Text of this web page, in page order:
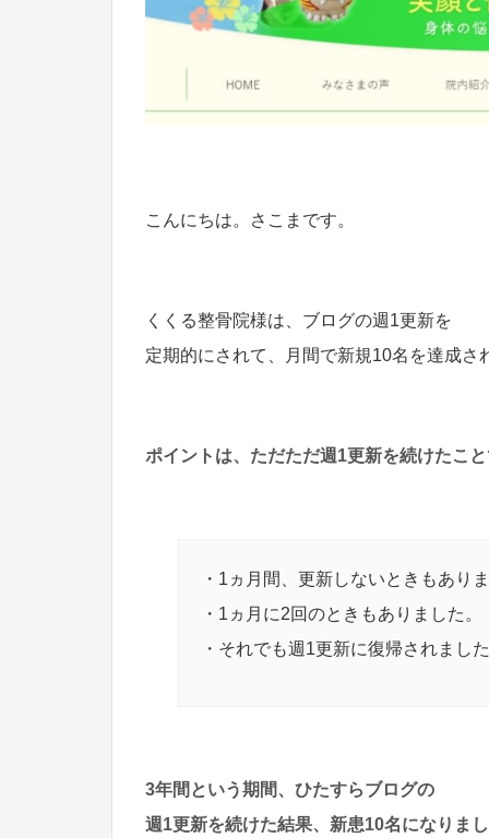
こんにちは。さこまです。
くくる整骨院様は、ブログの週1更新を
定期的にされて、月間で新規10名を達成さ
ポイントは、ただただ週1更新を続けたこ
・1ヵ月間、更新しないときもあり
・1ヵ月に2回のときもありました。
・それでも週1更新に復帰されまし
3年間という期間、ひたすらブログの
週1更新を続けた結果、新患10名になりま